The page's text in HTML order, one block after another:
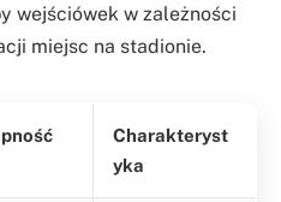
wejściówek w zależności
miejsc na stadionie.
Charakteryst
yka